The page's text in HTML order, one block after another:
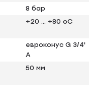
8 бар
+20 … +80 оС
евроконус G 3/4'
A
50 мм